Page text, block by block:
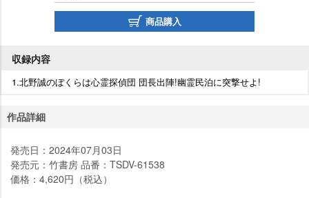
商品購入
収録内容
1.北野誠のぼくらは心霊探偵団 団長出陣!幽霊民泊に突撃せよ!
作品詳細
発売日：2024年07月03日
発売元：竹書房 品番：TSDV-61538
価格：4,620円（税込）